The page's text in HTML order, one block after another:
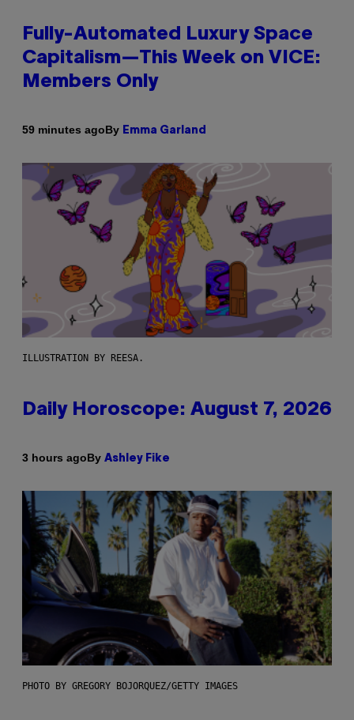
Fully-Automated Luxury Space
Capitalism—This Week on VICE:
Members Only
59 minutes agoBy Emma Garland
ILLUSTRATION BY REESA.
Daily Horoscope: August 7, 2026
3 hours agoBy Ashley Fike
PHOTO BY GREGORY BOJORQUEZ/GETTY IMAGES